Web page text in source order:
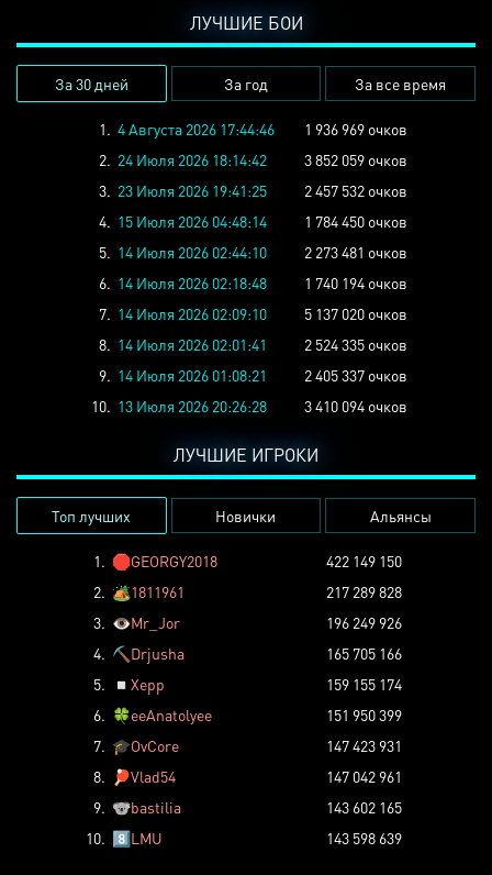
ЛУЧШИЕ БОИ
За 30 дней За год За все время
1. 4 Августа 2026 17:44:46
1 936 969 очков
2. 24 Июля 2026 18:14:42
3 852 059 очков
3. 23 Июля 2026 19:41:25
2 457 532 очков
4. 15 Июля 2026 04:48:14
1 784 450 очков
5. 14 Июля 2026 02:44:10
2 273 481 очков
6. 14 Июля 2026 02:18:48
1 740 194 очков
7. 14 Июля 2026 02:09:10
5 137 020 очков
8. 14 Июля 2026 02:01:41
2 524 335 очков
9. 14 Июля 2026 01:08:21
2 405 337 очков
10. 13 Июля 2026 20:26:28 3 410 094 очков
ЛУЧШИЕ ИГРОКИ
Топ лучших Новички Альянсы
1. 🛑GEORGY2018
422 149 150
2. 🏕️1811961
217 289 828
3. 👁️Mr_Jor
196 249 926
4. ⛏️ Drjusha
165 705 166
5.
◽ Xepp
159 155 174
6. 🍀eeAnatolyee
151 950 399
7. 🎓OvCore
147 423 931
8.
🏓Vlad54
147 042 961
9. 🐨bastilia
143 602 165
10. 8️⃣LMU 143 598 639